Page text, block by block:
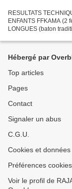
RESULTATS
ENFANTS FFKAMA (2
LONGUES (baton
BENJAMIN...
Hébergé par
Top articles
Pages
Contact
Signaler un abus
C.G.U.
Cookies et
Préférences cookies
Voir le profil de